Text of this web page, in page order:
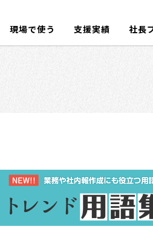
現場で使う 支援実績 社長